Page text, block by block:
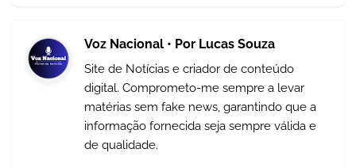
Voz Nacional • Por Lucas Souza
Site de Notícias e criador de conteúdo
digital. Comprometo-me sempre a levar
matérias sem fake news, garantindo que a
informação fornecida seja sempre válida e
de qualidade.